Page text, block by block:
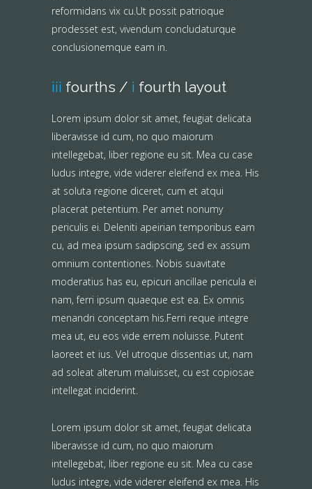
reformidans vix cu.Ut possit patrioque
prodesset est, vivendum concludaturque
conclusionemque eam in.
iii fourths / i fourth layout
Lorem ipsum dolor sit amet, feugiat delicata
liberavisse id cum, no quo maiorum
intellegebat, liber regione eu sit. Mea cu case
ludus integre, vide viderer eleifend ex mea. His
at soluta regione diceret, cum et atqui
placerat petentium. Per amet nonumy
periculis ei. Deleniti apeirian temporibus eam
cu, ad mea ipsum sadipscing, sed ex assum
omnium contentiones. Nobis suavitate
moderatius has eu, epicuri ancillae pericula ei
nam, ferri ipsum quaeque est ea. Ex omnis
menandri conceptam his.Ferri reque integre
mea ut, eu eos vide errem noluisse. Putent
laoreet et ius. Vel utroque dissentias ut, nam
ad soleat alterum maluisset, cu est copiosae
intellegat inciderint.
Lorem ipsum dolor sit amet, feugiat delicata
liberavisse id cum, no quo maiorum
intellegebat, liber regione eu sit. Mea cu case
ludus integre, vide viderer eleifend ex mea. His